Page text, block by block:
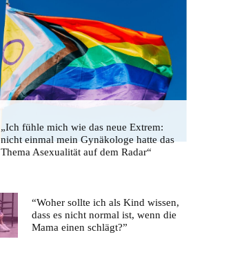
„Ich fühle mich wie das neue Extrem:
nicht einmal mein Gynäkologe hatte das
Thema Asexualität auf dem Radar“
“Woher sollte ich als Kind wissen,
dass es nicht normal ist, wenn die
Mama einen schlägt?”